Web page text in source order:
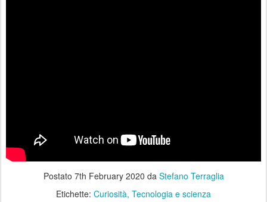
Postato 7th February 2020 da Stefano Terraglia
Etichette: Curiosità Tecnologia e scienza